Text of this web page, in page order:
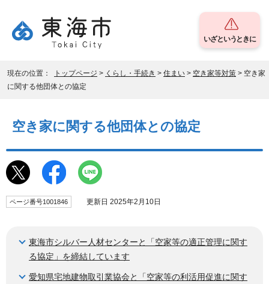
いざというときに
現在の位置： トップページ > くらし・手続き > 住まい > 空き家等対策 > 空き家
に関する他団体との協定
空き家に関する他団体との協定
ページ番号1001846 更新日 2025年2月10日
東海市シルバー人材センターと「空家等の適正管理に関す
る協定」を締結しています
愛知県宅地建物取引業協会と「空家等の利活用促進に関す